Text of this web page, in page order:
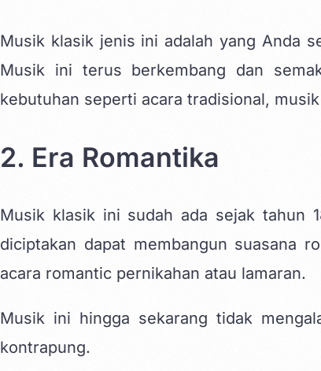
Musik klasik jenis ini adalah yang Anda
Musik ini terus berkembang dan
kebutuhan seperti acara tradisional,
2. Era Romantika
Musik klasik ini sudah ada sejak tahun
diciptakan dapat membangun suasana
acara romantic pernikahan atau lamaran.
Musik ini hingga sekarang tidak
kontrapung.